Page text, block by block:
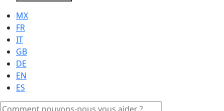
MX
FR
IT
GB
DE
EN
ES